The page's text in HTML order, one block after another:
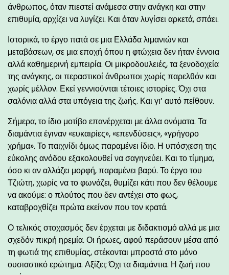
άνθρωπος, όταν πιεστεί ανάμεσα στην ανάγκη και στην
επιθυμία, αρχίζει να λυγίζει. Και όταν λυγίσει αρκετά, σπάει.
Ιστορικά, το έργο πατά σε μια Ελλάδα λιμανιών και
μεταβάσεων, σε μια εποχή όπου η φτώχεια δεν ήταν έννοια
αλλά καθημερινή εμπειρία. Οι μικροδουλειές, τα ξενοδοχεία
της ανάγκης, οι περαστικοί άνθρωποι χωρίς παρελθόν και
χωρίς μέλλον. Εκεί γεννιούνται τέτοιες ιστορίες. Όχι στα
σαλόνια αλλά στα υπόγεια της ζωής. Και γι’ αυτό πείθουν.
Σήμερα, το ίδιο μοτίβο επανέρχεται με άλλα ονόματα. Τα
διαμάντια έγιναν «ευκαιρίες», «επενδύσεις», «γρήγορο
χρήμα». Το παιχνίδι όμως παραμένει ίδιο. Η υπόσχεση της
εύκολης ανόδου εξακολουθεί να σαγηνεύει. Και το τίμημα,
όσο κι αν αλλάζει μορφή, παραμένει βαρύ. Το έργο του
Τζιώτη, χωρίς να το φωνάζει, θυμίζει κάτι που δεν θέλουμε
να ακούμε: ο πλούτος που δεν αντέχει στο φως,
καταβροχθίζει πρώτα εκείνον που τον κρατά.
Ο τελικός στοχασμός δεν έρχεται με διδακτισμό αλλά με μια
σχεδόν πικρή ηρεμία. Οι ήρωες, αφού περάσουν μέσα από
τη φωτιά της επιθυμίας, στέκονται μπροστά στο μόνο
ουσιαστικό ερώτημα. Αξίζει; Όχι τα διαμάντια. Η ζωή που